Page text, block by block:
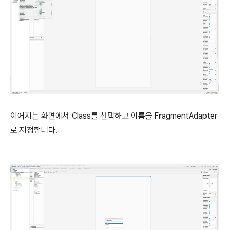
이어지는 화면에서 Class를 선택하고 이름을 FragmentAdapter
로 지정합니다.